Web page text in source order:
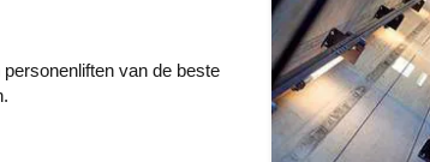
van de beste